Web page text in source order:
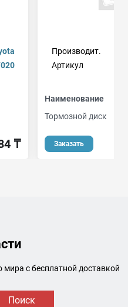
₸
Производит.
Артикул
Наименование
Тормозной диск
Заказать
мира с бесплатной доставкой
Поиск